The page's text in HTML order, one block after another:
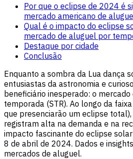
Por que o eclipse de 2024 é
mercado americano de
Qual é o impacto do eclipse
mercado de aluguel por
Destaque por cidade
Conclusão
Enquanto a sombra da Lua dança
entusiastas da astronomia e
beneficiário inesperado: o
temporada (STR). Ao longo da
que presenciarão um eclipse total),
registram alta na demanda e na
impacto fascinante do eclipse
8 de abril de 2024. Dados e
mercados de aluguel.